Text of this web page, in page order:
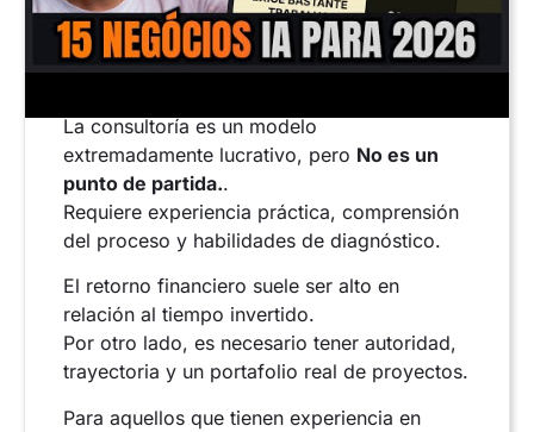
La consultoría es un modelo
extremadamente lucrativo, pero No es un
punto de partida..
Requiere experiencia práctica, comprensión
del proceso y habilidades de diagnóstico.
El retorno financiero suele ser alto en
relación al tiempo invertido.
Por otro lado, es necesario tener autoridad,
trayectoria y un portafolio real de proyectos.
Para aquellos que tienen experiencia en